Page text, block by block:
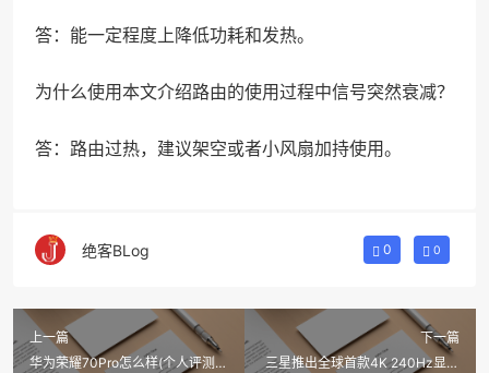
答：能一定程度上降低功耗和发热。
为什么使用本文介绍路由的使用过程中信号突然衰减？
答：路由过热，建议架空或者小风扇加持使用。
绝客BLog 0 0
上一篇
华为荣耀70Pro怎么样(个人评测和
下一篇
三星推出全球首款4K 240Hz显示